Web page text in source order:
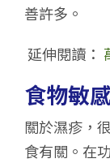
善許多。
延伸閱讀：
食物敏
關於濕疹，
食有關。在